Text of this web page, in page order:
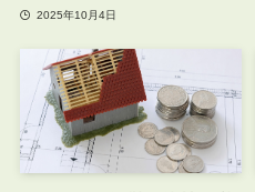
2025年10月4日